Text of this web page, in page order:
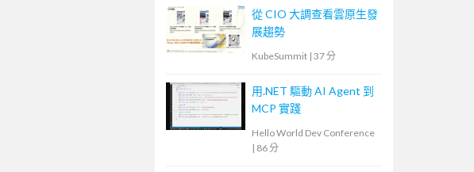
從 CIO 大調查看雲原生發
展趨勢
KubeSummit | 37 分
用.NET 驅動 AI Agent 到
MCP 實踐
Hello World Dev Conference
| 86 分